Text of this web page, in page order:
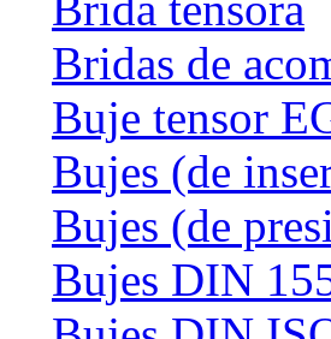
Bridas de
Buje tensor
Bujes (de
Bujes (de
Bujes DIN